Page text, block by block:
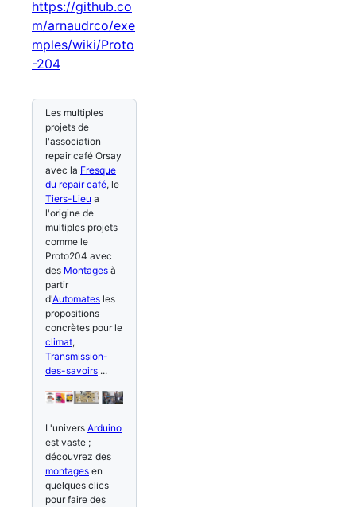
https://github.co
m/arnaudrco/exe
mples/wiki/Proto
-204
Les multiples
projets de
l'association
repair café Orsay
avec la Fresque
du repair café, le
Tiers-Lieu a
l'origine de
multiples projets
comme le
Proto204 avec
des Montages à
partir
d'Automates les
propositions
concrètes pour le
climat,
Transmission-
des-savoirs ...
L'univers Arduino
est vaste ;
découvrez des
montages en
quelques clics
pour faire des